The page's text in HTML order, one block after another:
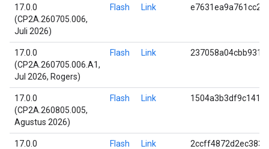
17.0.0
(CP2A.260705.006,
Juli 2026)
Flash Link
17.0.0
(CP2A.260705.006.A1,
Jul 2026, Rogers)
Flash Link
17.0.0
(CP2A.260805.005,
Agustus 2026)
Flash Link
17.0.0
Flash Link